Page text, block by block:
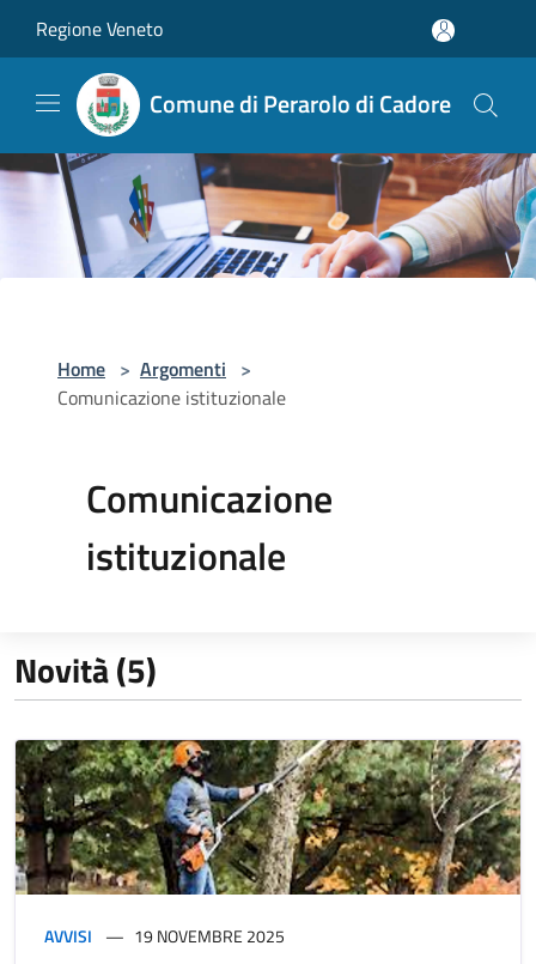
Regione Veneto
Comune di Perarolo di Cadore
Home > Argomenti >
Comunicazione istituzionale
Comunicazione
istituzionale
Novità (5)
AVVISI 19 NOVEMBRE 2025